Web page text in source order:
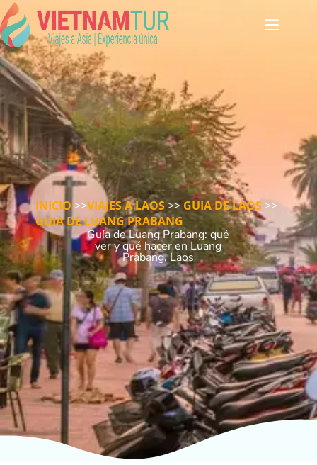
INICIO >>VIAJES A LAOS>>GUIA DE LAOS >>
GUIA DE LUANG PRABANG
Guía de Luang Prabang: qué
ver y qué hacer en Luang
Prabang, Laos